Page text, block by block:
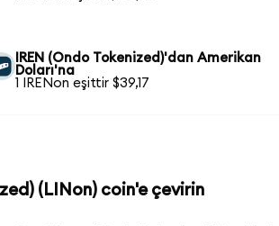
IREN (Ondo Tokenized)'dan Amerikan
Doları'na
1 IRENon eşittir $39,17
(LINon) coin'e çevirin